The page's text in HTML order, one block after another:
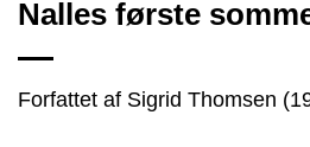
Nalles første
Forfattet af Sigrid Thomsen